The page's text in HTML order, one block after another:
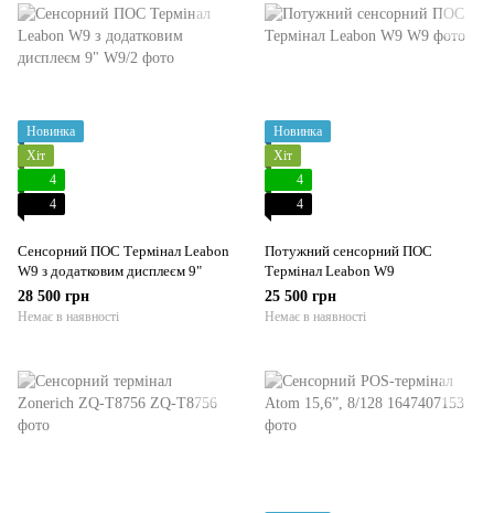
Новинка
Хіт
4
4
Сенсорний ПОС Термінал Leabon
W9 з додатковим дисплеєм 9"
28 500 грн
Немає в наявності
Новинка
Хіт
4
4
Потужний сенсорний ПОС
Термінал Leabon W9
25 500 грн
Немає в наявності